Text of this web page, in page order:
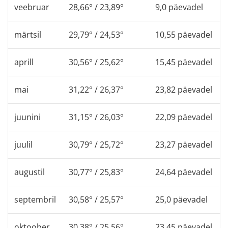
veebruar 28,66° / 23,89° 9,0 päevadel
märtsil 29,79° / 24,53° 10,55 päevadel
aprill 30,56° / 25,62° 15,45 päevadel
mai 31,22° / 26,37° 23,82 päevadel
juunini 31,15° / 26,03° 22,09 päevadel
juulil 30,79° / 25,72° 23,27 päevadel
augustil 30,77° / 25,83° 24,64 päevadel
septembril 30,58° / 25,57° 25,0 päevadel